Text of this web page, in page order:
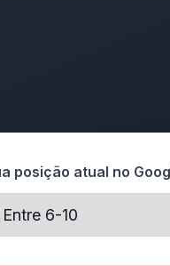
posição atual no